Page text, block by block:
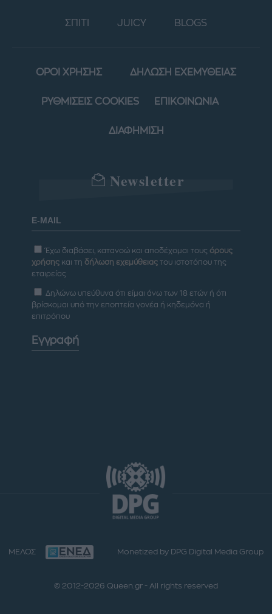
ΣΠΙΤΙ JUICY BLOGS
ΟΡΟΙ ΧΡΗΣΗΣ ΔΗΛΩΣΗ ΕΧΕΜΥΘΕΙΑΣ
ΡΥΘΜΙΣΕΙΣ COOKIES ΕΠΙΚΟΙΝΩΝΙΑ
ΔΙΑΦΗΜΙΣΗ
Newsletter
Έχω διαβάσει, κατανοώ και αποδέχομαι τους όρους
χρήσης και τη δήλωση εχεμύθειας του ιστοτόπου της
εταιρείας
Δηλώνω υπεύθυνα ότι είμαι άνω των 18 ετών ή ότι
βρίσκομαι υπό την εποπτεία γονέα ή κηδεμόνα ή
επιτρόπου
Εγγραφή
ΜΕΛΟΣ Monetized by DPG Digital Media Group
© 2012-2026 Queen.gr - All rights reserved